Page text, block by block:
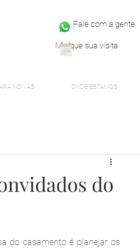
Fale com a gente
Marque sua visita
NOIVAS ONDE ESTAMOS
do
do casamento é planejar os